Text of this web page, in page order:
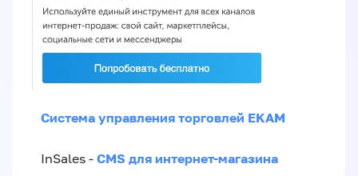
Система управления торговлей EKAM
InSales - CMS для интернет-магазина